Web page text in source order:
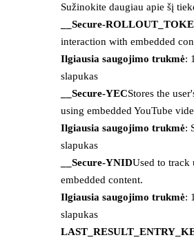
Sužinokite daugiau apie šį
__Secure-
interaction with embedded
Ilgiausia saugojimo trukmė:
slapukas
__Secure-YECStores the
using embedded YouTube
Ilgiausia saugojimo trukmė:
slapukas
__Secure-YNIDUsed to track
embedded content.
Ilgiausia saugojimo trukmė:
slapukas